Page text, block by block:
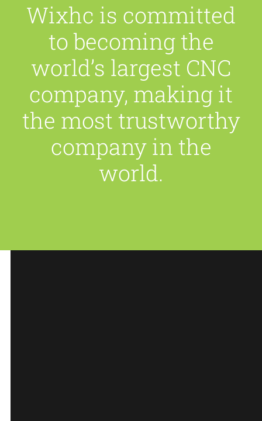
Wixhc is committed
to becoming the
world’s largest CNC
company, making it
the most trustworthy
company in the
world.